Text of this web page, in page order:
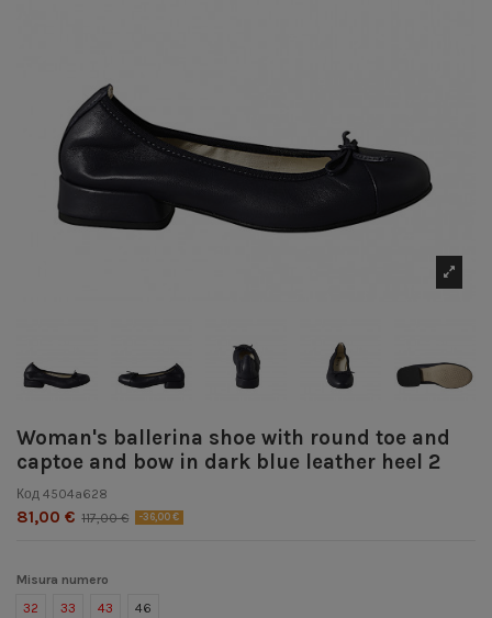
Woman's ballerina shoe with round toe and
captoe and bow in dark blue leather heel 2
Код 4504a628
81,00 € 117,00 € -36,00 €
Misura numero
32
33 43 46